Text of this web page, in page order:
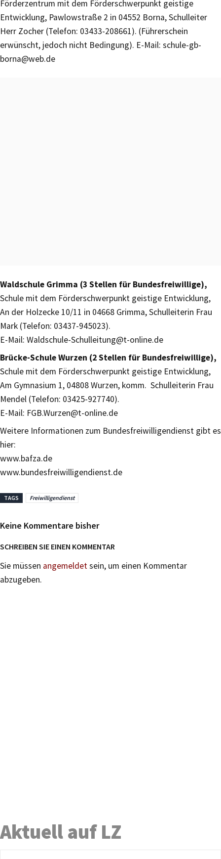
Förderzentrum mit dem Förderschwerpunkt geistige
Entwicklung, Pawlowstraße 2 in 04552 Borna, Schulleiter
Herr Zocher (Telefon: 03433-208661). (Führerschein
erwünscht, jedoch nicht Bedingung). E-Mail: schule-gb-
borna@web.de
Waldschule Grimma (3 Stellen für Bundesfreiwillige),
Schule mit dem Förderschwerpunkt geistige Entwicklung,
An der Holzecke 10/11 in 04668 Grimma, Schulleiterin Frau
Mark (Telefon: 03437-945023).
E-Mail: Waldschule-Schulleitung@t-online.de
Brücke-Schule Wurzen (2 Stellen für Bundesfreiwillige),
Schule mit dem Förderschwerpunkt geistige Entwicklung,
Am Gymnasium 1, 04808 Wurzen, komm. Schulleiterin Frau
Mendel (Telefon: 03425-927740).
E-Mail: FGB.Wurzen@t-online.de
Weitere Informationen zum Bundesfreiwilligendienst gibt es
hier:
www.bafza.de
www.bundesfreiwilligendienst.de
TAGS Freiwilligendienst
Keine Kommentare bisher
SCHREIBEN SIE EINEN KOMMENTAR
Sie müssen angemeldetsein, um einen Kommentar
abzugeben.
Aktuell auf LZ